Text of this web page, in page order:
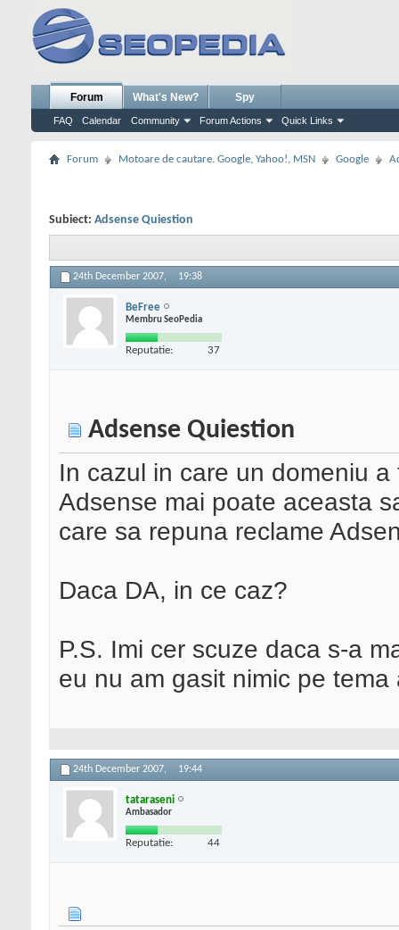
Forum
FAQ Calendar Community Forum Actions Quick Links
What's New? Spy
Forum Motoare de cautare. Google, Yahoo!, MSN Google
Subiect: Adsense Quiestion
24th December 2007, 19:38
BeFree
Membru SeoPedia
Reputatie: 37
Adsense Quiestion
In cazul in care un domeniu
Adsense mai poate aceasta
care sa repuna reclame
Daca DA, in ce caz?
P.S. Imi cer scuze daca s-a
eu nu am gasit nimic pe
24th December 2007, 19:44
tataraseni
Ambasador
Reputatie: 44